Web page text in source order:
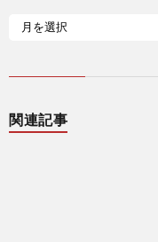
関連記事